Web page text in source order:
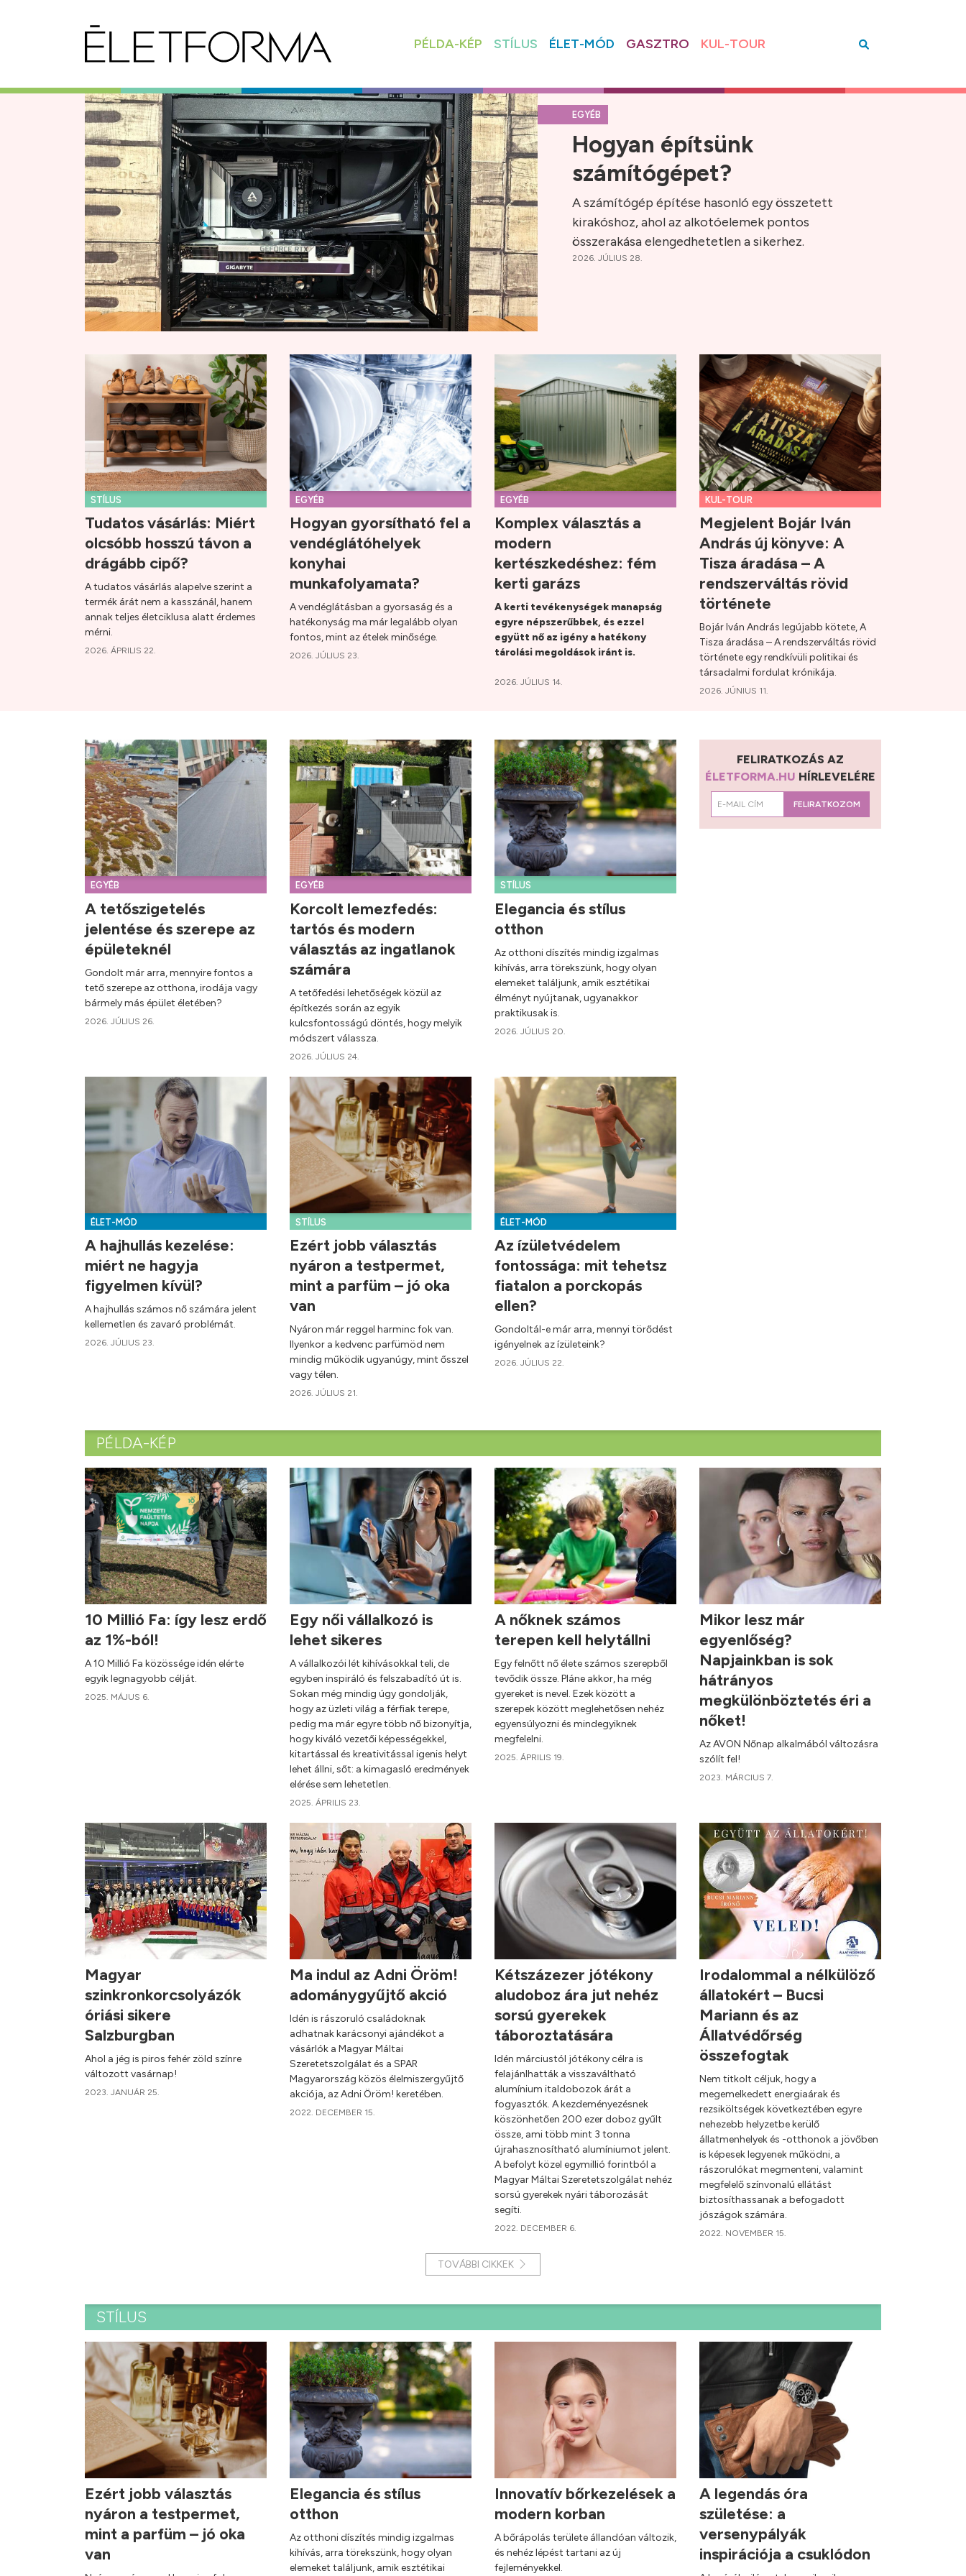
PÉLDA-KÉP STÍLUS ÉLET-MÓD GASZTRO KUL-TOUR
EGYÉB
Hogyan építsünk
számítógépet?
A számítógép építése hasonló egy összetett
kirakóshoz, ahol az alkotóelemek pontos
összerakása elengedhetetlen a sikerhez.
2026. JÚLIUS 28.
STÍLUS
Tudatos vásárlás: Miért
olcsóbb hosszú távon a
drágább cipő?
A tudatos vásárlás alapelve szerint a
termék árát nem a kasszánál, hanem
annak teljes életciklusa alatt érdemes
mérni.
2026. ÁPRILIS 22.
EGYÉB
Hogyan gyorsítható fel a
vendéglátóhelyek
konyhai
munkafolyamata?
A vendéglátásban a gyorsaság és a
hatékonyság ma már legalább olyan
fontos, mint az ételek minősége.
2026. JÚLIUS 23.
EGYÉB
Komplex választás a
modern
kertészkedéshez: fém
kerti garázs
A kerti tevékenységek manapság
egyre népszerűbbek, és ezzel
együtt nő az igény a hatékony
tárolási megoldások iránt is.
2026. JÚLIUS 14.
KUL-TOUR
Megjelent Bojár Iván
András új könyve: A
Tisza áradása – A
rendszerváltás rövid
története
Bojár Iván András legújabb kötete, A
Tisza áradása – A rendszerváltás rövid
története egy rendkívüli politikai és
társadalmi fordulat krónikája.
2026. JÚNIUS 11.
EGYÉB
A tetőszigetelés
jelentése és szerepe az
épületeknél
Gondolt már arra, mennyire fontos a
tető szerepe az otthona, irodája vagy
bármely más épület életében?
2026. JÚLIUS 26.
EGYÉB
Korcolt lemezfedés:
tartós és modern
választás az ingatlanok
számára
A tetőfedési lehetőségek közül az
építkezés során az egyik
kulcsfontosságú döntés, hogy melyik
módszert válassza.
2026. JÚLIUS 24.
STÍLUS
Elegancia és stílus
otthon
Az otthoni díszítés mindig izgalmas
kihívás, arra törekszünk, hogy olyan
elemeket találjunk, amik esztétikai
élményt nyújtanak, ugyanakkor
praktikusak is.
2026. JÚLIUS 20.
ÉLET-MÓD
A hajhullás kezelése:
miért ne hagyja
figyelmen kívül?
A hajhullás számos nő számára jelent
kellemetlen és zavaró problémát.
2026. JÚLIUS 23.
STÍLUS
Ezért jobb választás
nyáron a testpermet,
mint a parfüm – jó oka
van
Nyáron már reggel harminc fok van.
Ilyenkor a kedvenc parfümöd nem
mindig működik ugyanúgy, mint ősszel
vagy télen.
2026. JÚLIUS 21.
ÉLET-MÓD
Az ízületvédelem
fontossága: mit tehetsz
fiatalon a porckopás
ellen?
Gondoltál-e már arra, mennyi törődést
igényelnek az ízületeink?
2026. JÚLIUS 22.
FELIRATKOZÁS AZ
ÉLETFORMA.HU HÍRLEVELÉRE
FELIRATKOZOM
PÉLDA-KÉP
10 Millió Fa: így lesz erdő
az 1%-ból!
A 10 Millió Fa közössége idén elérte
egyik legnagyobb célját.
2025. MÁJUS 6.
Egy női vállalkozó is
lehet sikeres
A vállalkozói lét kihívásokkal teli, de
egyben inspiráló és felszabadító út is.
Sokan még mindig úgy gondolják,
hogy az üzleti világ a férfiak terepe,
pedig ma már egyre több nő bizonyítja,
hogy kiváló vezetői képességekkel,
kitartással és kreativitással igenis helyt
lehet állni, sőt: a kimagasló eredmények
elérése sem lehetetlen.
2025. ÁPRILIS 23.
A nőknek számos
terepen kell helytállni
Egy felnőtt nő élete számos szerepből
tevődik össze. Pláne akkor, ha még
gyereket is nevel. Ezek között a
szerepek között meglehetősen nehéz
egyensúlyozni és mindegyiknek
megfelelni.
2025. ÁPRILIS 19.
Mikor lesz már
egyenlőség?
Napjainkban is sok
hátrányos
megkülönböztetés éri a
nőket!
Az AVON Nőnap alkalmából változásra
szólít fel!
2023. MÁRCIUS 7.
Magyar
szinkronkorcsolyázók
óriási sikere
Salzburgban
Ahol a jég is piros fehér zöld színre
változott vasárnap!
2023. JANUÁR 25.
Ma indul az Adni Öröm!
adománygyűjtő akció
Idén is rászoruló családoknak
adhatnak karácsonyi ajándékot a
vásárlók a Magyar Máltai
Szeretetszolgálat és a SPAR
Magyarország közös élelmiszergyűjtő
akciója, az Adni Öröm! keretében.
2022. DECEMBER 15.
Kétszázezer jótékony
aludoboz ára jut nehéz
sorsú gyerekek
táboroztatására
Idén márciustól jótékony célra is
felajánlhatták a visszaváltható
alumínium italdobozok árát a
fogyasztók. A kezdeményezésnek
köszönhetően 200 ezer doboz gyűlt
össze, ami több mint 3 tonna
újrahasznosítható alumíniumot jelent.
A befolyt közel egymillió forintból a
Magyar Máltai Szeretetszolgálat nehéz
sorsú gyerekek nyári táborozását
segíti.
2022. DECEMBER 6.
Irodalommal a nélkülöző
állatokért – Bucsi
Mariann és az
Állatvédőrség
összefogtak
Nem titkolt céljuk, hogy a
megemelkedett energiaárak és
rezsiköltségek következtében egyre
nehezebb helyzetbe kerülő
állatmenhelyek és -otthonok a jövőben
is képesek legyenek működni, a
rászorulókat megmenteni, valamint
megfelelő színvonalú ellátást
biztosíthassanak a befogadott
jószágok számára.
2022. NOVEMBER 15.
TOVÁBBI CIKKEK
STÍLUS
Ezért jobb választás
nyáron a testpermet,
mint a parfüm – jó oka
van
Elegancia és stílus
otthon
Az otthoni díszítés mindig izgalmas
kihívás, arra törekszünk, hogy olyan
elemeket találjunk, amik esztétikai
Innovatív bőrkezelések a
modern korban
A bőrápolás területe állandóan változik,
és nehéz lépést tartani az új
fejleményekkel.
A legendás óra
születése: a
versenypályák
inspirációja a csuklódon